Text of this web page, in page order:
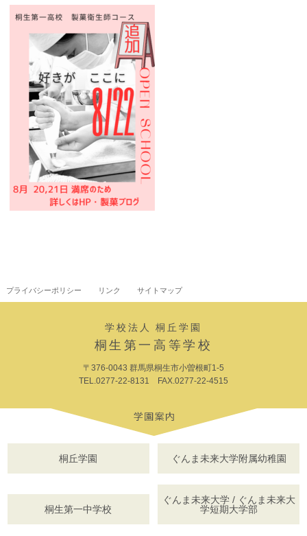
プライバシーポリシー リンク サイトマップ
学校法人 桐丘学園
桐生第一高等学校
〒376-0043 群馬県桐生市小曽根町1-5
TEL.0277-22-8131 FAX.0277-22-4515
桐丘学園 ぐんま未来大学附属幼稚園
桐生第一中学校
ぐんま未来大学 / ぐんま未来大
学短期大学部